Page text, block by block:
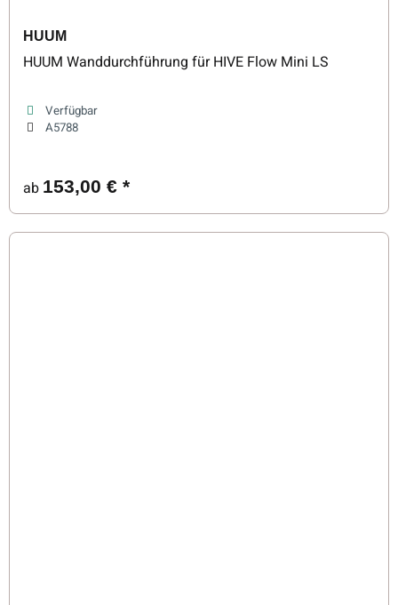
HUUM
HUUM Wanddurchführung für HIVE Flow Mini LS
Verfügbar
A5788
ab 153,00 € *